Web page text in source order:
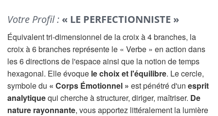
Votre Profil : « LE PERFECTIONNISTE »
Équivalent tri-dimensionnel de la croix à 4 branches, la
croix à 6 branches représente le « Verbe » en action dans
les 6 directions de l'espace ainsi que la notion de temps
hexagonal. Elle évoque le choix et l'équilibre. Le cercle,
symbole du « Corps Émotionnel » est pénétré d'un esprit
analytiquequi cherche à structurer, diriger, maîtriser. De
nature rayonnante, vous apportez littéralement la lumière